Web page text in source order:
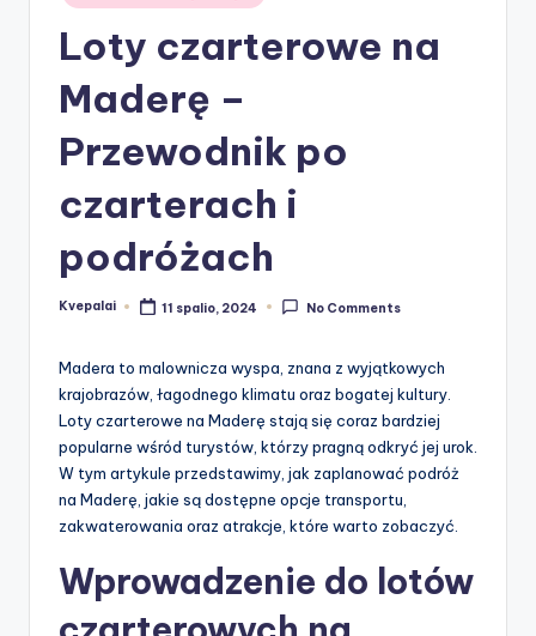
in
Loty czarterowe na
Maderę –
Przewodnik po
czarterach i
podróżach
Posted
Kvepalai 11 spalio, 2024 No Comments
Madera to malownicza wyspa, znana z wyjątkowych
krajobrazów, łagodnego klimatu oraz bogatej kultury.
Loty czarterowe na Maderę stają się coraz bardziej
popularne wśród turystów, którzy pragną odkryć jej urok.
W tym artykule przedstawimy, jak zaplanować podróż
na Maderę, jakie są dostępne opcje transportu,
zakwaterowania oraz atrakcje, które warto zobaczyć.
Wprowadzenie do lotów